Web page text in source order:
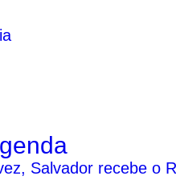
Salvador recebe o